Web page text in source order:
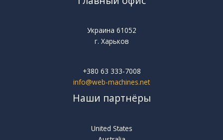
Украина 61052
г. Харьков
+380 63 333-7008
info@web-machines.net
Наши партнёры
United States